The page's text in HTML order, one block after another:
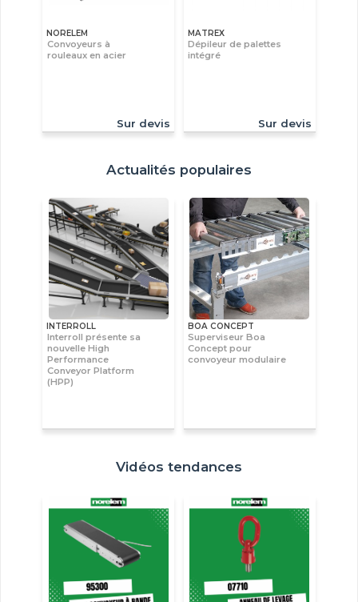
NORELEM
Convoyeurs à
rouleaux en acier
Sur devis
MATREX
Dépileur de palettes
intégré
Sur devis
Actualités populaires
INTERROLL
Interroll présente sa
nouvelle High
Performance
Conveyor Platform
(HPP)
BOA CONCEPT
Superviseur Boa
Concept pour
convoyeur modulaire
Vidéos tendances